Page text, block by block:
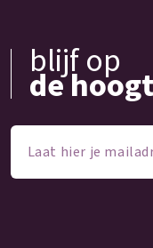
blijf op
de
Laat